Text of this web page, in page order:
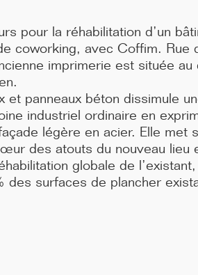
SORBONNE PITIÉ-
LAURÉAT
projet est lauréat pour la rénovation de la
de Paris située 91, Boulevard de l'...[...]
pour la réhabilitation d’un
coworking, avec Coffim.
imprimerie est située
et panneaux béton dissimule
industriel ordinaire en
légère en acier. Elle met
des atouts du nouveau lieu
globale de
des surfaces de plancher